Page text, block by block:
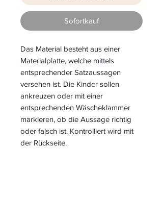
Sofortkauf
Das Material besteht aus einer
Materialplatte, welche mittels
entsprechender Satzaussagen
versehen ist. Die Kinder sollen
ankreuzen oder mit einer
entsprechenden Wäscheklammer
markieren, ob die Aussage richtig
oder falsch ist. Kontrolliert wird mit
der Rückseite.